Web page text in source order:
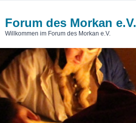
Forum des Morkan e.V.
Willkommen im Forum des Morkan e.V.